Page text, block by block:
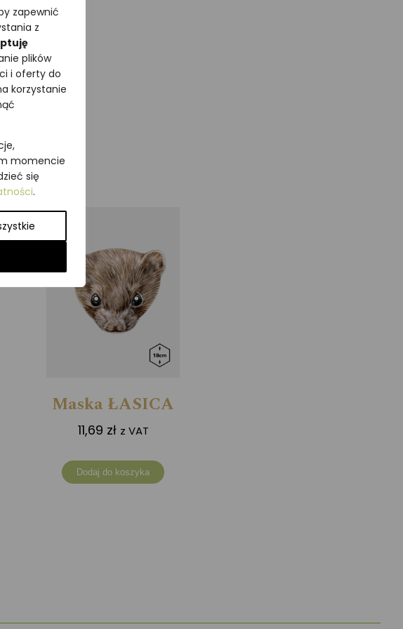
zapewnić
z
plików
i oferty do
korzystanie
momencie
się
.
Maska ŁASICA
11,69 zł z VAT
Dodaj do koszyka